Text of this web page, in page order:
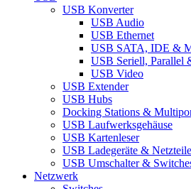
USB Konverter
USB Audio
USB Ethernet
USB SATA, IDE &
USB Seriell, Parallel
USB Video
USB Extender
USB Hubs
Docking Stations &
USB Laufwerksgehäuse
USB Kartenleser
USB Ladegeräte & Netzteile
USB Umschalter &
Netzwerk